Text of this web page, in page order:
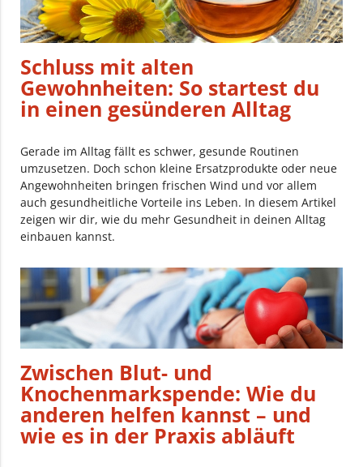
Schluss mit alten
Gewohnheiten: So startest du
in einen gesünderen Alltag
Gerade im Alltag fällt es schwer, gesunde Routinen
umzusetzen. Doch schon kleine Ersatzprodukte oder neue
Angewohnheiten bringen frischen Wind und vor allem
auch gesundheitliche Vorteile ins Leben. In diesem Artikel
zeigen wir dir, wie du mehr Gesundheit in deinen Alltag
einbauen kannst.
Zwischen Blut- und
Knochenmarkspende: Wie du
anderen helfen kannst – und
wie es in der Praxis abläuft